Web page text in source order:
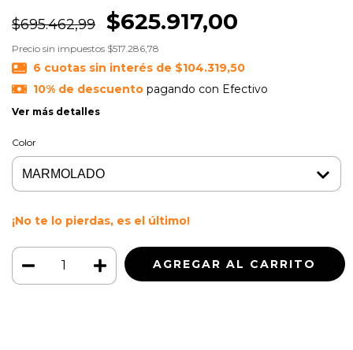
$695.462,99 $625.917,00
Precio sin impuestos $517.286,78
6 cuotas sin interés de $104.319,50
10% de descuentopagando con Efectivo
Ver más detalles
Color
¡No te lo pierdas, es el último!